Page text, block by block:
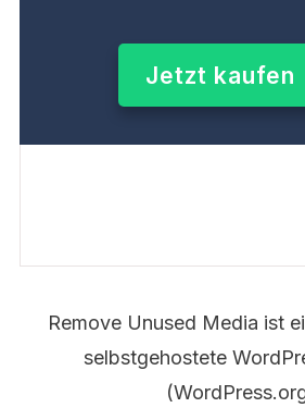
Jetzt kaufen
Remove Unused Media ist
selbstgehostete